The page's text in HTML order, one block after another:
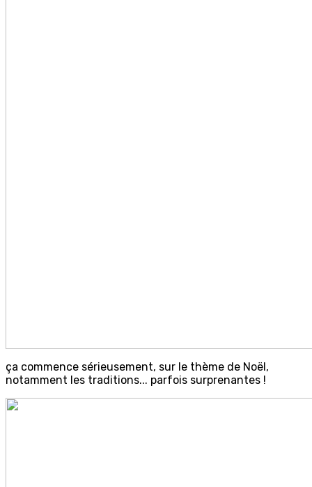
ça commence sérieusement, sur le thème de Noël,
notamment les traditions... parfois surprenantes !